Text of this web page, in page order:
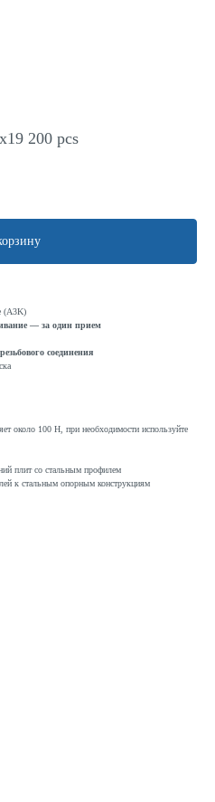
200 pcs
(A3K)
— за один прием
соединения
около 100 Н, при необходимости используйте
плит со стальным профилем
к стальным опорным конструкциям